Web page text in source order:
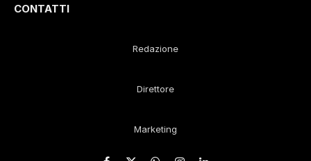
CONTATTI
Redazione
Direttore
Marketing